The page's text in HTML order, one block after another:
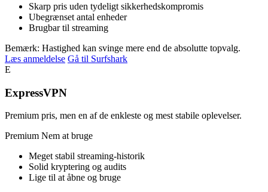
Skarp pris uden tydeligt sikkerhedskompromis
Ubegrænset antal enheder
Brugbar til streaming
Bemærk: Hastighed kan svinge mere end de absolutte topvalg.
Læs anmeldelse Gå til Surfshark
E
ExpressVPN
Premium pris, men en af de enkleste og mest stabile oplevelser.
Premium Nem at bruge
Meget stabil streaming-historik
Solid kryptering og audits
Lige til at åbne og bruge